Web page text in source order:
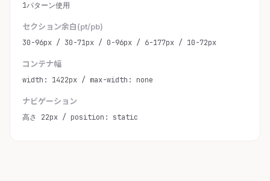
1パターン使用
セクション余白(pt/pb)
30-96px / 30-71px / 0-96px / 6-177px / 10-72px
コンテナ幅
width: 1422px / max-width: none
ナビゲーション
高さ 22px / position: static